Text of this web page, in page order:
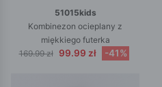
51015kids
Kombinezon ocieplany z
miękkiego futerka
169.99 zł 99.99 zł -41%